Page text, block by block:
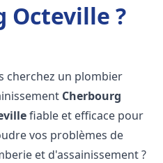
Octeville ?
cherchez un plombier
Cherbourg
fiable et efficace pour
vos problèmes de
et d'assainissement ?